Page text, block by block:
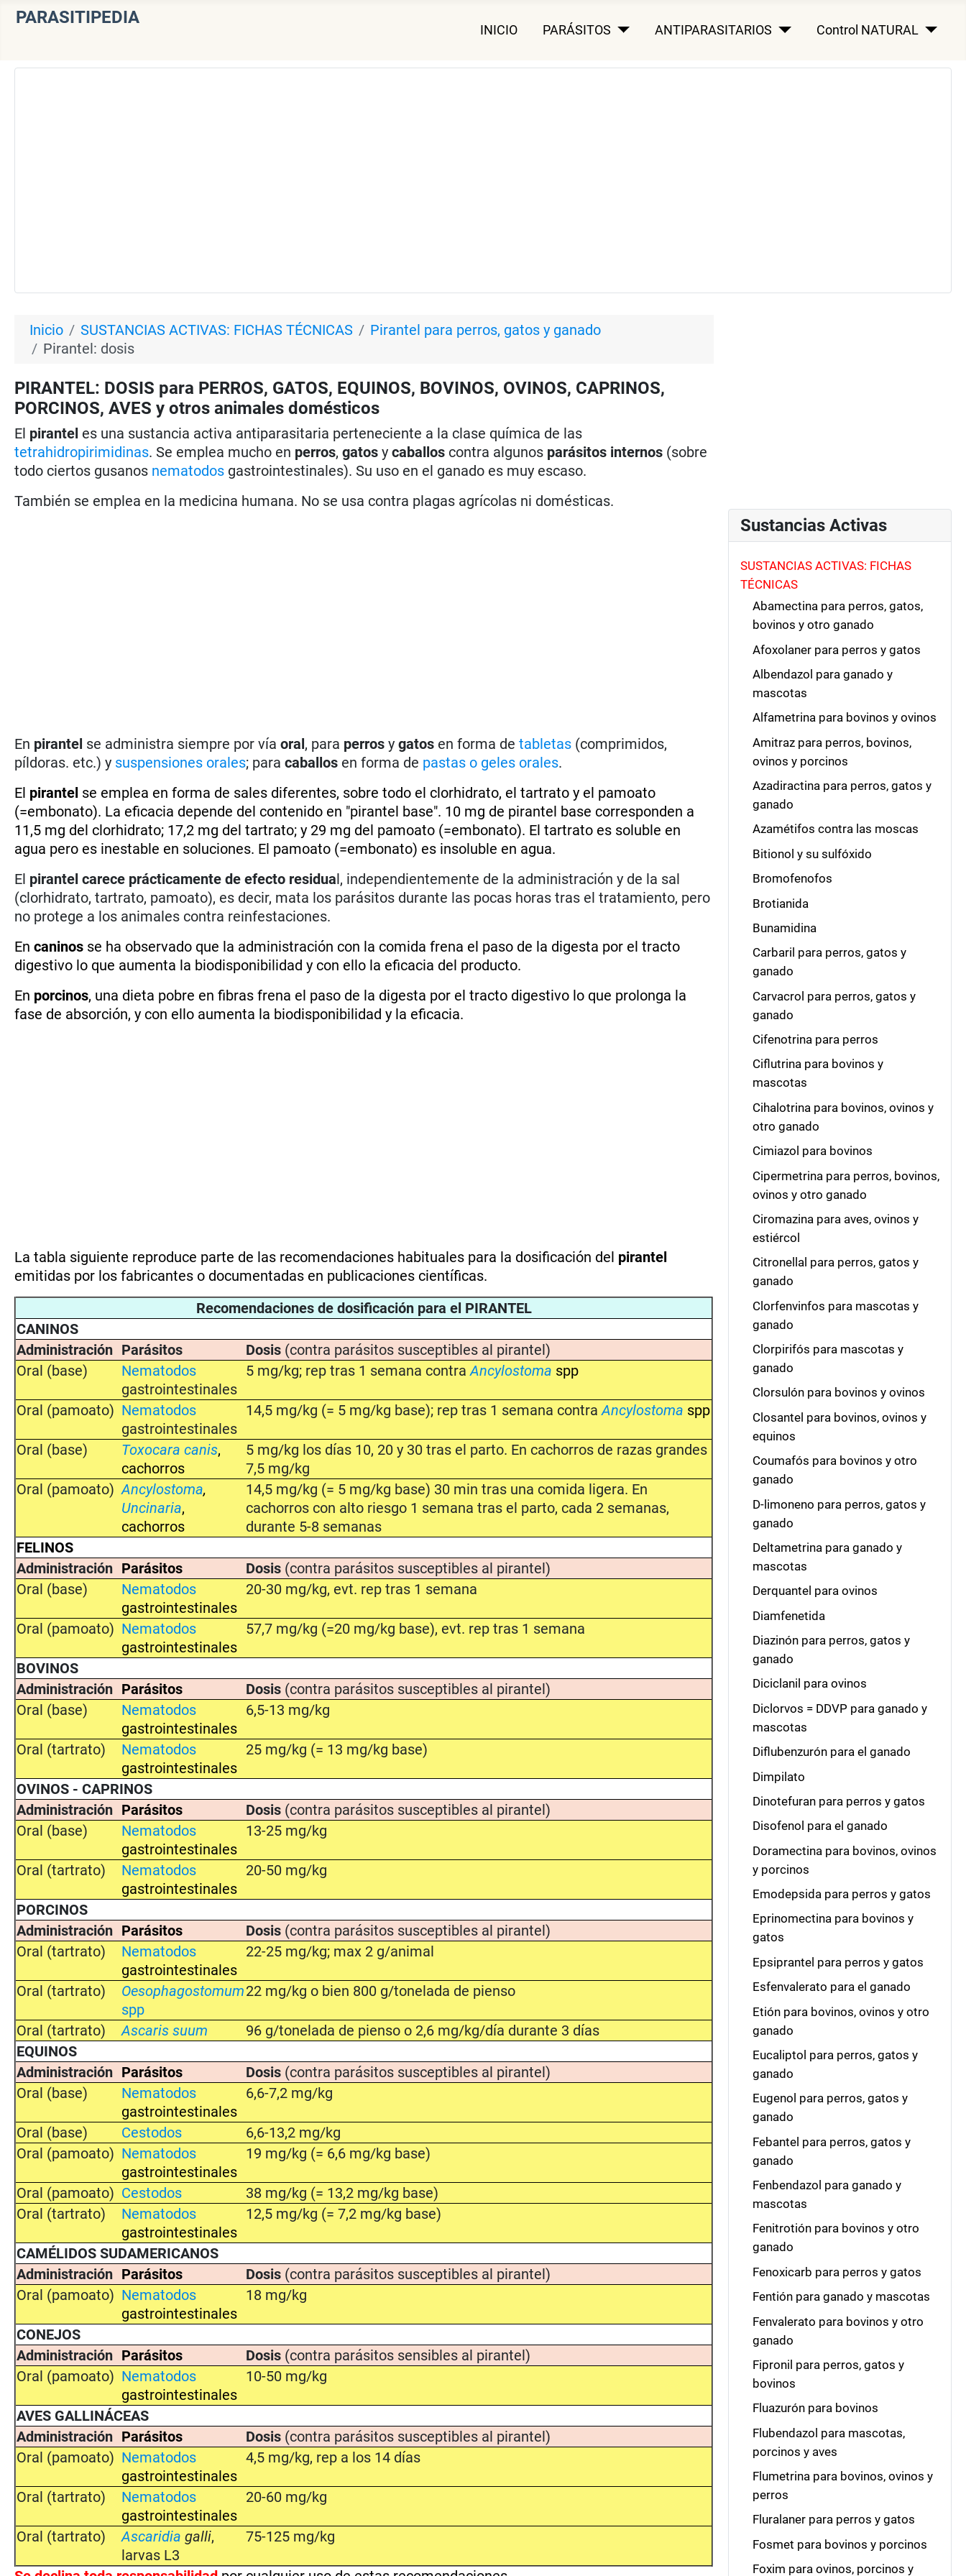
PARASITIPEDIA
INICIO PARÁSITOS ANTIPARASITARIOS Control NATURAL
Inicio SUSTANCIAS ACTIVAS: FICHAS TÉCNICAS
Pirantel para perros, gatos y ganado
Pirantel: dosis
PIRANTEL: DOSIS para PERROS, GATOS, EQUINOS, BOVINOS, OVINOS, CAPRINOS,
PORCINOS, AVES y otros animales domésticos
El pirantel es una sustancia activa antiparasitaria perteneciente a la clase química de las
tetrahidropirimidinas. Se emplea mucho en perros,gatos ycaballos contra algunos parásitos internos (sobre
todo ciertos gusanos nematodos gastrointestinales). Su uso en el ganado es muy escaso.
También se emplea en la medicina humana. No se usa contra plagas agrícolas ni domésticas.
En pirantel se administra siempre por víaoral, para perros ygatos en forma detabletas (comprimidos,
píldoras. etc.) y suspensiones orales; paracaballos en forma de pastas o geles orales.
El pirantel se emplea en forma de sales diferentes, sobre todo el clorhidrato, el tartrato y el pamoato
(=embonato). La eficacia depende del contenido en "pirantel base". 10 mg de pirantel base corresponden a
11,5 mg del clorhidrato; 17,2 mg del tartrato; y 29 mg del pamoato (=embonato). El tartrato es soluble en
agua pero es inestable en soluciones. El pamoato (=embonato) es insoluble en agua.
El pirantel carece prácticamente de efecto residual, independientemente de la administración y de la sal
(clorhidrato, tartrato, pamoato), es decir, mata los parásitos durante las pocas horas tras el tratamiento, pero
no protege a los animales contra reinfestaciones.
Encaninos se ha observado que la administración con la comida frena el paso de la digesta por el tracto
digestivo lo que aumenta la biodisponibilidad y con ello la eficacia del producto.
En porcinos, una dieta pobre en fibras frena el paso de la digesta por el tracto digestivo lo que prolonga la
fase de absorción, y con ello aumenta la biodisponibilidad y la eficacia.
La tabla siguiente reproduce parte de las recomendaciones habituales para la dosificación del pirantel
emitidas por los fabricantes o documentadas en publicaciones científicas.
Recomendaciones de dosificación para el PIRANTEL
CANINOS
Administración Parásitos Dosis (contra parásitos susceptibles al pirantel)
Oral (base)
Nematodos
gastrointestinales
5 mg/kg; rep tras 1 semana contraAncylostoma spp
Oral (pamoato) Nematodos
gastrointestinales
14,5 mg/kg (= 5 mg/kg base); rep tras 1 semana contraAncylostoma spp
Oral (base) Toxocara canis,
cachorros
5 mg/kg los días 10, 20 y 30 tras el parto. En cachorros de razas grandes
7,5 mg/kg
Oral (pamoato) Ancylostoma,
Uncinaria,
cachorros
14,5 mg/kg (= 5 mg/kg base) 30 min tras una comida ligera. En
cachorros con alto riesgo 1 semana tras el parto, cada 2 semanas,
durante 5-8 semanas
FELINOS
Administración Parásitos Dosis (contra parásitos susceptibles al pirantel)
Oral (base)
Nematodos
gastrointestinales
20-30 mg/kg, evt. rep tras 1 semana
Oral (pamoato) Nematodos
gastrointestinales
57,7 mg/kg (=20 mg/kg base), evt. rep tras 1 semana
BOVINOS
Administración Parásitos Dosis (contra parásitos susceptibles al pirantel)
Oral (base)
Nematodos
gastrointestinales
6,5-13 mg/kg
Oral (tartrato)
Nematodos
gastrointestinales
25 mg/kg (= 13 mg/kg base)
OVINOS - CAPRINOS
Administración Parásitos Dosis (contra parásitos susceptibles al pirantel)
Oral (base)
Nematodos
gastrointestinales
13-25 mg/kg
Oral (tartrato)
Nematodos
gastrointestinales
20-50 mg/kg
PORCINOS
Administración Parásitos Dosis (contra parásitos susceptibles al pirantel)
Oral (tartrato)
Nematodos
gastrointestinales
22-25 mg/kg; max 2 g/animal
Oral (tartrato)
Oesophagostomum
spp
22 mg/kg o bien 800 g/tonelada de pienso
Oral (tartrato) Ascaris suum
96 g/tonelada de pienso o 2,6 mg/kg/día durante 3 días
EQUINOS
Administración Parásitos Dosis (contra parásitos susceptibles al pirantel)
Oral (base)
Nematodos
gastrointestinales
6,6-7,2 mg/kg
Oral (base) Cestodos
6,6-13,2 mg/kg
Oral (pamoato) Nematodos
gastrointestinales
19 mg/kg (= 6,6 mg/kg base)
Oral (pamoato) Cestodos
38 mg/kg (= 13,2 mg/kg base)
Oral (tartrato)
Nematodos
gastrointestinales
12,5 mg/kg (= 7,2 mg/kg base)
CAMÉLIDOS SUDAMERICANOS
Administración Parásitos Dosis (contra parásitos susceptibles al pirantel)
Oral (pamoato) Nematodos
gastrointestinales
18 mg/kg
CONEJOS
Administración Parásitos Dosis (contra parásitos sensibles al pirantel)
Oral (pamoato) Nematodos
gastrointestinales
10-50 mg/kg
AVES GALLINÁCEAS
Administración Parásitos Dosis (contra parásitos susceptibles al pirantel)
Oral (pamoato) Nematodos
gastrointestinales
4,5 mg/kg, rep a los 14 días
Oral (tartrato)
Nematodos
gastrointestinales
20-60 mg/kg
Oral (tartrato) Ascaridia galli,
larvas L3
75-125 mg/kg
Sustancias Activas
SUSTANCIAS ACTIVAS: FICHAS
TÉCNICAS
Abamectina para perros, gatos,
bovinos y otro ganado
Afoxolaner para perros y gatos
Albendazol para ganado y
mascotas
Alfametrina para bovinos y ovinos
Amitraz para perros, bovinos,
ovinos y porcinos
Azadiractina para perros, gatos y
ganado
Azamétifos contra las moscas
Bitionol y su sulfóxido
Bromofenofos
Brotianida
Bunamidina
Carbaril para perros, gatos y
ganado
Carvacrol para perros, gatos y
ganado
Cifenotrina para perros
Ciflutrina para bovinos y
mascotas
Cihalotrina para bovinos, ovinos y
otro ganado
Cimiazol para bovinos
Cipermetrina para perros, bovinos,
ovinos y otro ganado
Ciromazina para aves, ovinos y
estiércol
Citronellal para perros, gatos y
ganado
Clorfenvinfos para mascotas y
ganado
Clorpirifós para mascotas y
ganado
Clorsulón para bovinos y ovinos
Closantel para bovinos, ovinos y
equinos
Coumafós para bovinos y otro
ganado
D-limoneno para perros, gatos y
ganado
Deltametrina para ganado y
mascotas
Derquantel para ovinos
Diamfenetida
Diazinón para perros, gatos y
ganado
Diciclanil para ovinos
Diclorvos = DDVP para ganado y
mascotas
Diflubenzurón para el ganado
Dimpilato
Dinotefuran para perros y gatos
Disofenol para el ganado
Doramectina para bovinos, ovinos
y porcinos
Emodepsida para perros y gatos
Eprinomectina para bovinos y
gatos
Epsiprantel para perros y gatos
Esfenvalerato para el ganado
Etión para bovinos, ovinos y otro
ganado
Eucaliptol para perros, gatos y
ganado
Eugenol para perros, gatos y
ganado
Febantel para perros, gatos y
ganado
Fenbendazol para ganado y
mascotas
Fenitrotión para bovinos y otro
ganado
Fenoxicarb para perros y gatos
Fentión para ganado y mascotas
Fenvalerato para bovinos y otro
ganado
Fipronil para perros, gatos y
bovinos
Fluazurón para bovinos
Flubendazol para mascotas,
porcinos y aves
Flumetrina para bovinos, ovinos y
perros
Fluralaner para perros y gatos
Fosmet para bovinos y porcinos
Foxim para ovinos, porcinos y